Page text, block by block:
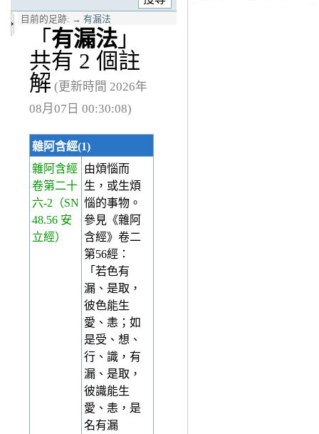
目前的足跡: → 有漏法
「 有漏法 」
共有 2 個註
解 (更新時間 2026年
08月07日 00:30:08)
雜阿含經(1)
雜阿含經
卷第二十
六-2 （SN
48.56 安
立經）
由煩惱而
生，或生煩
惱的事物。
參見《雜阿
含經》卷二
第56經：
「若色有
漏、是取，
彼色能生
愛、恚；如
是受、想、
行、識，有
漏、是取，
彼識能生
愛、恚，是
名有漏